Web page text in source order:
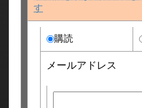
す
購読
メールアドレス